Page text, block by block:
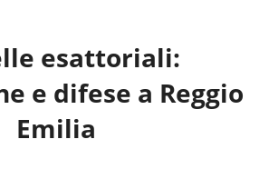
esattoriali:
e difese a Reggio
Emilia